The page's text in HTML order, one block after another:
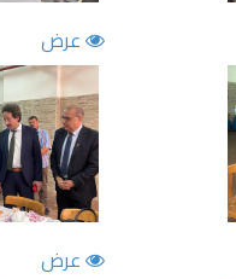
عرض
عرض